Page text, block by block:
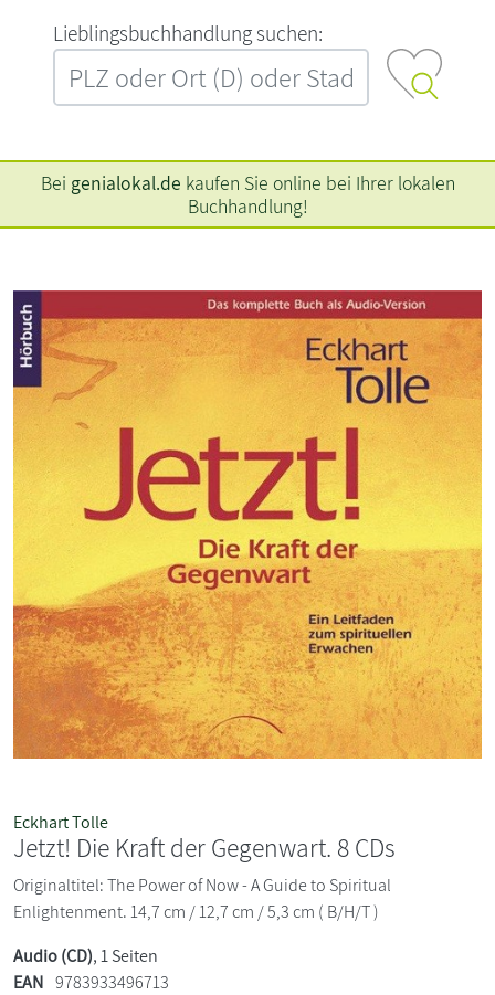
L‍i‍e‍b‍l‍i‍n‍g‍s‍b‍u‍c‍h‍h‍a‍n‍d‍l‍u‍n‍g‍ ‍s‍u‍c‍h‍e‍n‍:‍
Bei genialokal.de kaufen Sie online bei Ihrer lokalen
Buchhandlung!
Eckhart Tolle
Jetzt! Die Kraft der Gegenwart. 8 CDs
Originaltitel: The Power of Now - A Guide to Spiritual
Enlightenment. 14,7 cm / 12,7 cm / 5,3 cm ( B/H/T )
Audio (CD), 1 Seiten
EAN 9783933496713